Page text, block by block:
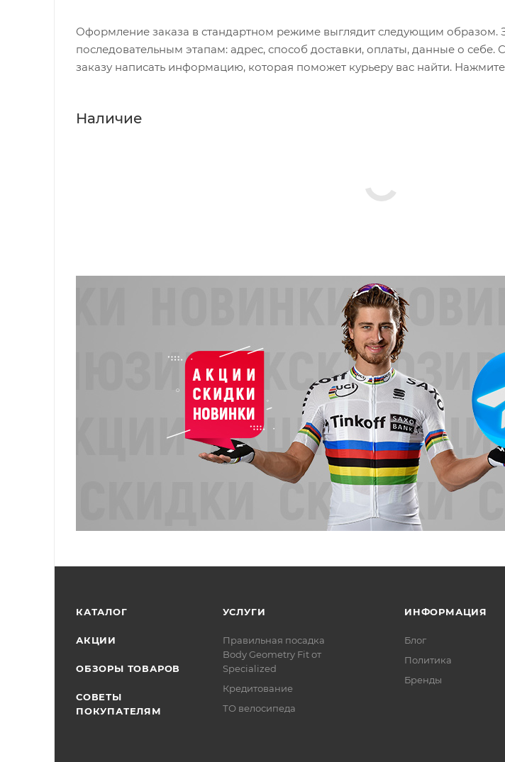
Оформление заказа в стандартном режиме выглядит следующим образом.
последовательным этапам: адрес, способ доставки, оплаты, данные о себе.
заказу написать информацию, которая поможет курьеру вас найти.
Наличие
КАТАЛОГ
АКЦИИ
ОБЗОРЫ ТОВАРОВ
СОВЕТЫ
ПОКУПАТЕЛЯМ
УСЛУГИ
Правильная посадка
Body Geometry Fit от
Specialized
Кредитование
ТО велосипеда
ИНФОРМАЦИЯ
Блог
Политика
Бренды